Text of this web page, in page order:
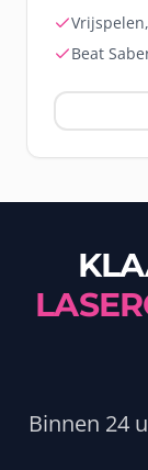
Beat
Binnen 24